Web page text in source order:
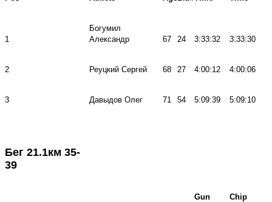
1
Богумил
Александр
67 24 3:33:32 3:33:30
2 Реуцкий Сергей 68 27 4:00:12 4:00:06
3 Давыдов Олег 71 54 5:09:39 5:09:10
Бег 21.1км 35-
39
Gun
Chip